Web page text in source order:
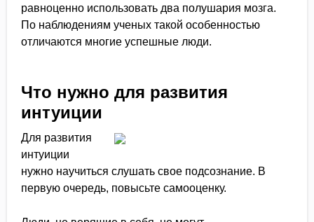
равноценно использовать два полушария мозга.
По наблюдениям ученых такой особенностью
отличаются многие успешные люди.
Что нужно для развития
интуиции
Для развития
интуиции
нужно научиться слушать свое подсознание. В
первую очередь, повысьте самооценку.